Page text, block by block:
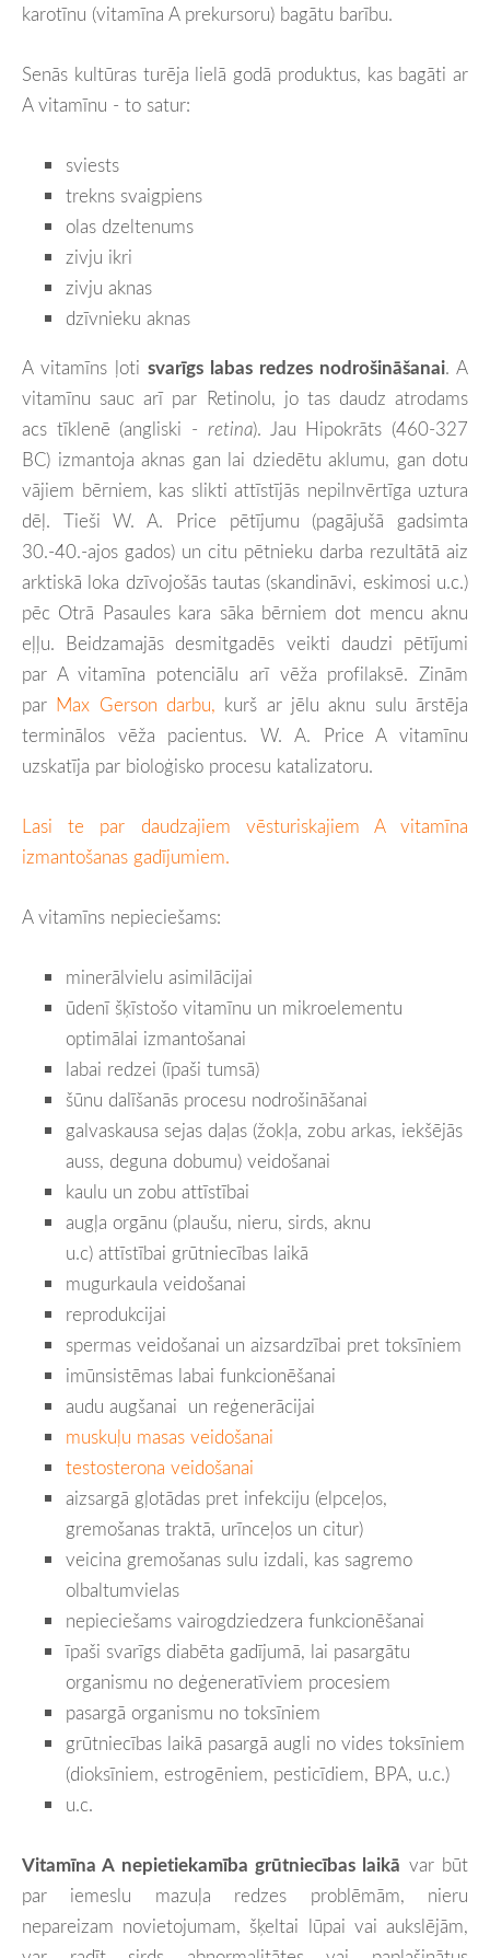
karotīnu (vitamīna A prekursoru) bagātu barību.
Senās kultūras turēja lielā godā produktus, kas bagāti ar
A vitamīnu - to satur:
sviests
trekns svaigpiens
olas dzeltenums
zivju ikri
zivju aknas
dzīvnieku aknas
A vitamīns ļoti svarīgs labas redzes nodrošināšanai. A
vitamīnu sauc arī par Retinolu, jo tas daudz atrodams
acs tīklenē (angliski - retina). Jau Hipokrāts (460-327
BC) izmantoja aknas gan lai dziedētu aklumu, gan dotu
vājiem bērniem, kas slikti attīstījās nepilnvērtīga uztura
dēļ. Tieši W. A. Price pētījumu (pagājušā gadsimta
30.-40.-ajos gados) un citu pētnieku darba rezultātā aiz
arktiskā loka dzīvojošās tautas (skandināvi, eskimosi u.c.)
pēc Otrā Pasaules kara sāka bērniem dot mencu aknu
eļļu. Beidzamajās desmitgadēs veikti daudzi pētījumi
par A vitamīna potenciālu arī vēža profilaksē. Zinām
par Max Gerson darbu, kurš ar jēlu aknu sulu ārstēja
terminālos vēža pacientus. W. A. Price A vitamīnu
uzskatīja par bioloģisko procesu katalizatoru.
Lasi te par daudzajiem vēsturiskajiem A vitamīna
izmantošanas gadījumiem.
A vitamīns nepieciešams:
minerālvielu asimilācijai
ūdenī šķīstošo vitamīnu un mikroelementu
optimālai izmantošanai
labai redzei (īpaši tumsā)
šūnu dalīšanās procesu nodrošināšanai
galvaskausa sejas daļas (žokļa, zobu arkas, iekšējās
auss, deguna dobumu) veidošanai
kaulu un zobu attīstībai
augļa orgānu (plaušu, nieru, sirds, aknu
u.c) attīstībai grūtniecības laikā
mugurkaula veidošanai
reprodukcijai
spermas veidošanai un aizsardzībai pret toksīniem
imūnsistēmas labai funkcionēšanai
audu augšanai un reģenerācijai
muskuļu masas veidošanai
testosterona veidošanai
aizsargā gļotādas pret infekciju (elpceļos,
gremošanas traktā, urīnceļos un citur)
veicina gremošanas sulu izdali, kas sagremo
olbaltumvielas
nepieciešams vairogdziedzera funkcionēšanai
īpaši svarīgs diabēta gadījumā, lai pasargātu
organismu no deģeneratīviem procesiem
pasargā organismu no toksīniem
grūtniecības laikā pasargā augli no vides toksīniem
(dioksīniem, estrogēniem, pesticīdiem, BPA, u.c.)
u.c.
Vitamīna A nepietiekamība grūtniecības laikā var būt
par iemeslu mazuļa redzes problēmām, nieru
nepareizam novietojumam, šķeltai lūpai vai aukslējām,